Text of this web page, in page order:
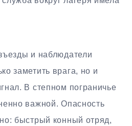
и наблюдатели
заметить врага, но и
В степном пограничье
важной. Опасность
быстрый конный отряд,